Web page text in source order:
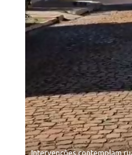
Intervenções contemplam